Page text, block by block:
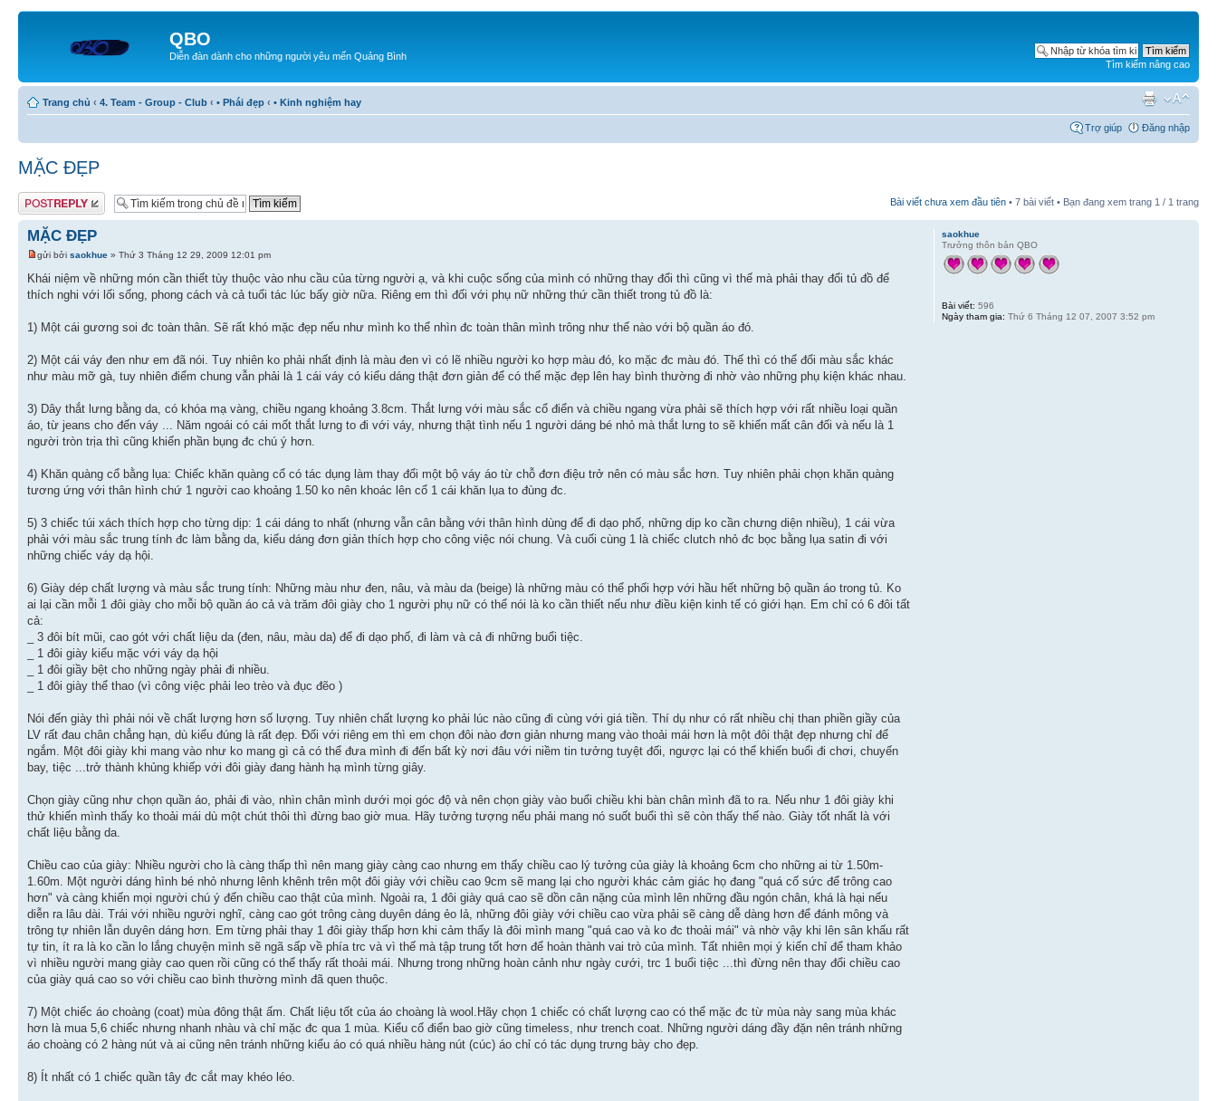
QBO
Diễn đàn dành cho những người yêu mến Quảng Bình
Tìm kiếm nâng cao
Trang chủ ‹ 4. Team - Group - Club ‹ • Phái đẹp ‹ • Kinh nghiệm hay
Trợ giúp Đăng nhập
MẶC ĐẸP
Gửi bài trả lời Bài viết chưa xem đầu tiên • 7 bài viết • Bạn đang xem trang 1 / 1 trang
MẶC ĐẸP
gửi bởi saokhue » Thứ 3 Tháng 12 29, 2009 12:01 pm
Khái niệm về những món cần thiết tùy thuộc vào nhu cầu của từng người ạ, và khi cuộc sống của mình có những thay đổi thì cũng vì thế mà phải thay đổi tủ đồ để
thích nghi với lối sống, phong cách và cả tuổi tác lúc bấy giờ nữa. Riêng em thì đối với phụ nữ những thứ cần thiết trong tủ đồ là:
1) Một cái gương soi đc toàn thân. Sẽ rất khó mặc đẹp nếu như mình ko thể nhìn đc toàn thân mình trông như thế nào với bộ quần áo đó.
2) Một cái váy đen như em đã nói. Tuy nhiên ko phải nhất định là màu đen vì có lẽ nhiều người ko hợp màu đó, ko mặc đc màu đó. Thế thì có thể đổi màu sắc khác
như màu mỡ gà, tuy nhiên điểm chung vẫn phải là 1 cái váy có kiểu dáng thật đơn giản để có thể mặc đẹp lên hay bình thường đi nhờ vào những phụ kiện khác nhau.
3) Dây thắt lưng bằng da, có khóa mạ vàng, chiều ngang khoảng 3.8cm. Thắt lưng với màu sắc cổ điển và chiều ngang vừa phải sẽ thích hợp với rất nhiều loại quần
áo, từ jeans cho đến váy ... Năm ngoái có cái mốt thắt lưng to đi với váy, nhưng thật tình nếu 1 người dáng bé nhỏ mà thắt lưng to sẽ khiến mất cân đối và nếu là 1
người tròn trịa thì cũng khiến phần bụng đc chú ý hơn.
4) Khăn quàng cổ bằng lụa: Chiếc khăn quàng cổ có tác dụng làm thay đổi một bộ váy áo từ chỗ đơn điệu trở nên có màu sắc hơn. Tuy nhiên phải chọn khăn quàng
tương ứng với thân hình chứ 1 người cao khoảng 1.50 ko nên khoác lên cổ 1 cái khăn lụa to đùng đc.
5) 3 chiếc túi xách thích hợp cho từng dịp: 1 cái dáng to nhất (nhưng vẫn cân bằng với thân hình dùng để đi dạo phố, những dịp ko cần chưng diện nhiều), 1 cái vừa
phải với màu sắc trung tính đc làm bằng da, kiểu dáng đơn giản thích hợp cho công việc nói chung. Và cuối cùng 1 là chiếc clutch nhỏ đc bọc bằng lụa satin đi với
những chiếc váy dạ hội.
6) Giày dép chất lượng và màu sắc trung tính: Những màu như đen, nâu, và màu da (beige) là những màu có thể phối hợp với hầu hết những bộ quần áo trong tủ. Ko
ai lại cần mỗi 1 đôi giày cho mỗi bộ quần áo cả và trăm đôi giày cho 1 người phụ nữ có thể nói là ko cần thiết nếu như điều kiện kinh tế có giới hạn. Em chỉ có 6 đôi tất
cả:
_ 3 đôi bít mũi, cao gót với chất liệu da (đen, nâu, màu da) để đi dạo phố, đi làm và cả đi những buổi tiệc.
_ 1 đôi giày kiểu mặc với váy dạ hội
_ 1 đôi giầy bệt cho những ngày phải đi nhiều.
_ 1 đôi giày thể thao (vì công việc phải leo trèo và đục đẽo )
Nói đến giày thì phải nói về chất lượng hơn số lượng. Tuy nhiên chất lượng ko phải lúc nào cũng đi cùng với giá tiền. Thí dụ như có rất nhiều chị than phiền giầy của
LV rất đau chân chẳng hạn, dù kiểu đúng là rất đẹp. Đối với riêng em thì em chọn đôi nào đơn giản nhưng mang vào thoải mái hơn là một đôi thật đẹp nhưng chỉ để
ngắm. Một đôi giày khi mang vào như ko mang gì cả có thể đưa mình đi đến bất kỳ nơi đâu với niềm tin tưởng tuyệt đối, ngược lại có thể khiến buổi đi chơi, chuyến
bay, tiệc ...trở thành khủng khiếp với đôi giày đang hành hạ mình từng giây.
Chọn giày cũng như chọn quần áo, phải đi vào, nhìn chân mình dưới mọi góc độ và nên chọn giày vào buổi chiều khi bàn chân mình đã to ra. Nếu như 1 đôi giày khi
thử khiến mình thấy ko thoải mái dù một chút thôi thì đừng bao giờ mua. Hãy tưởng tượng nếu phải mang nó suốt buổi thì sẽ còn thấy thế nào. Giày tốt nhất là với
chất liệu bằng da.
Chiều cao của giày: Nhiều người cho là càng thấp thì nên mang giày càng cao nhưng em thấy chiều cao lý tưởng của giày là khoảng 6cm cho những ai từ 1.50m-
1.60m. Một người dáng hình bé nhỏ nhưng lênh khênh trên một đôi giày với chiều cao 9cm sẽ mang lại cho người khác cảm giác họ đang "quá cố sức để trông cao
hơn" và càng khiến mọi người chú ý đến chiều cao thật của mình. Ngoài ra, 1 đôi giày quá cao sẽ dồn cân nặng của mình lên những đầu ngón chân, khá là hại nếu
diễn ra lâu dài. Trái với nhiều người nghĩ, càng cao gót trông càng duyên dáng ẻo lả, những đôi giày với chiều cao vừa phải sẽ càng dễ dàng hơn để đánh mông và
trông tự nhiên lẫn duyên dáng hơn. Em từng phải thay 1 đôi giày thấp hơn khi cảm thấy là đôi mình mang "quá cao và ko đc thoải mái" và nhờ vậy khi lên sân khấu rất
tự tin, ít ra là ko cần lo lắng chuyện mình sẽ ngã sấp về phía trc và vì thế mà tập trung tốt hơn để hoàn thành vai trò của mình. Tất nhiên mọi ý kiến chỉ để tham khảo
vì nhiều người mang giày cao quen rồi cũng có thể thấy rất thoải mái. Nhưng trong những hoàn cảnh như ngày cưới, trc 1 buổi tiệc ...thì đừng nên thay đổi chiều cao
của giày quá cao so với chiều cao bình thường mình đã quen thuộc.
7) Một chiếc áo choàng (coat) mùa đông thật ấm. Chất liệu tốt của áo choàng là wool.Hãy chọn 1 chiếc có chất lượng cao có thể mặc đc từ mùa này sang mùa khác
hơn là mua 5,6 chiếc nhưng nhanh nhàu và chỉ mặc đc qua 1 mùa. Kiểu cổ điển bao giờ cũng timeless, như trench coat. Những người dáng đầy đặn nên tránh những
áo choàng có 2 hàng nút và ai cũng nên tránh những kiểu áo có quá nhiều hàng nút (cúc) áo chỉ có tác dụng trưng bày cho đẹp.
8) Ít nhất có 1 chiếc quần tây đc cắt may khéo léo.
saokhue
Trưởng thôn bản QBO
Bài viết: 596
Ngày tham gia: Thứ 6 Tháng 12 07, 2007 3:52 pm